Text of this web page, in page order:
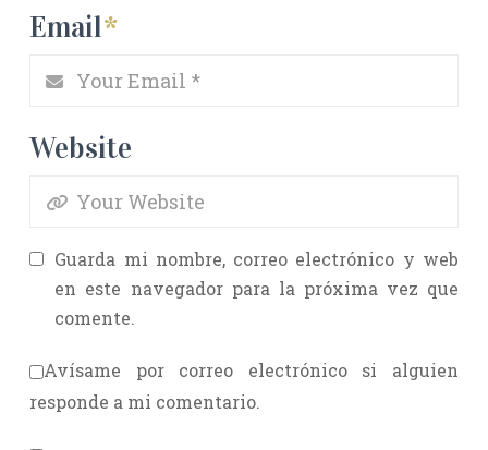
Email*
Website
Guarda mi nombre, correo electrónico y web
en este navegador para la próxima vez que
comente.
Avísame por correo electrónico si alguien
responde a mi comentario.